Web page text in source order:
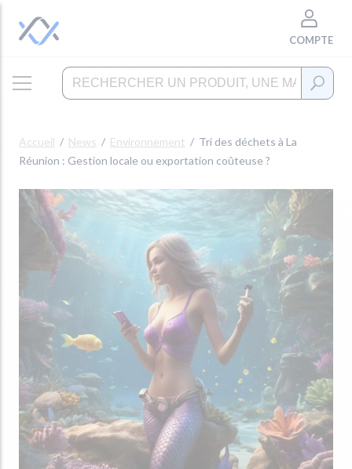
COMPTE
Accueil News Environnement
Tri des déchets à La
Réunion : Gestion locale ou exportation coûteuse ?